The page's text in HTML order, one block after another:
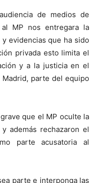
de medios de
MP nos entregara la
evidencias que ha sido
privada esto limita el
y a la justicia en el
Madrid, parte del equipo
que el MP oculte la
además rechazaron el
parte acusatoria al
parte e interponga las